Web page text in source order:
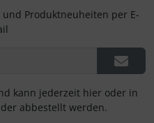
Produktneuheiten per E-
kann jederzeit hier oder in
abbestellt werden.